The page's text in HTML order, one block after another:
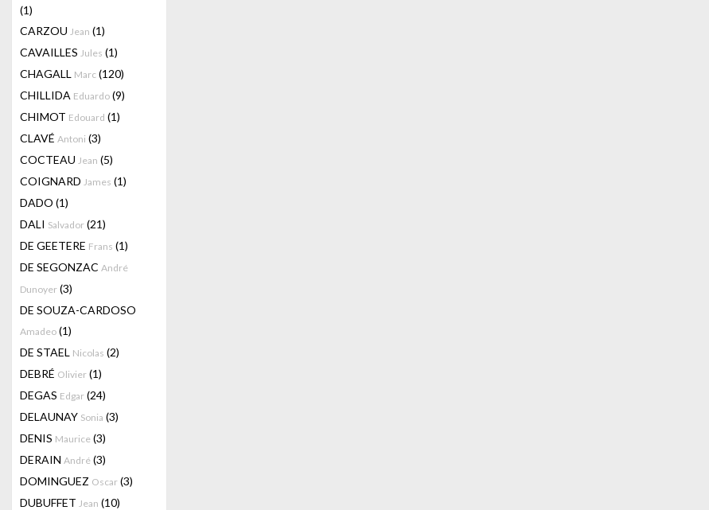
(1)
CARZOU Jean (1)
CAVAILLES Jules (1)
CHAGALL Marc (120)
CHILLIDA Eduardo (9)
CHIMOT Edouard (1)
CLAVÉ Antoni (3)
COCTEAU Jean (5)
COIGNARD James (1)
DADO (1)
DALI Salvador (21)
DE GEETERE Frans (1)
DE SEGONZAC André
Dunoyer (3)
DE SOUZA-CARDOSO
Amadeo (1)
DE STAEL Nicolas (2)
DEBRÉ Olivier (1)
DEGAS Edgar (24)
DELAUNAY Sonia (3)
DENIS Maurice (3)
DERAIN André (3)
DOMINGUEZ Oscar (3)
DUBUFFET Jean (10)